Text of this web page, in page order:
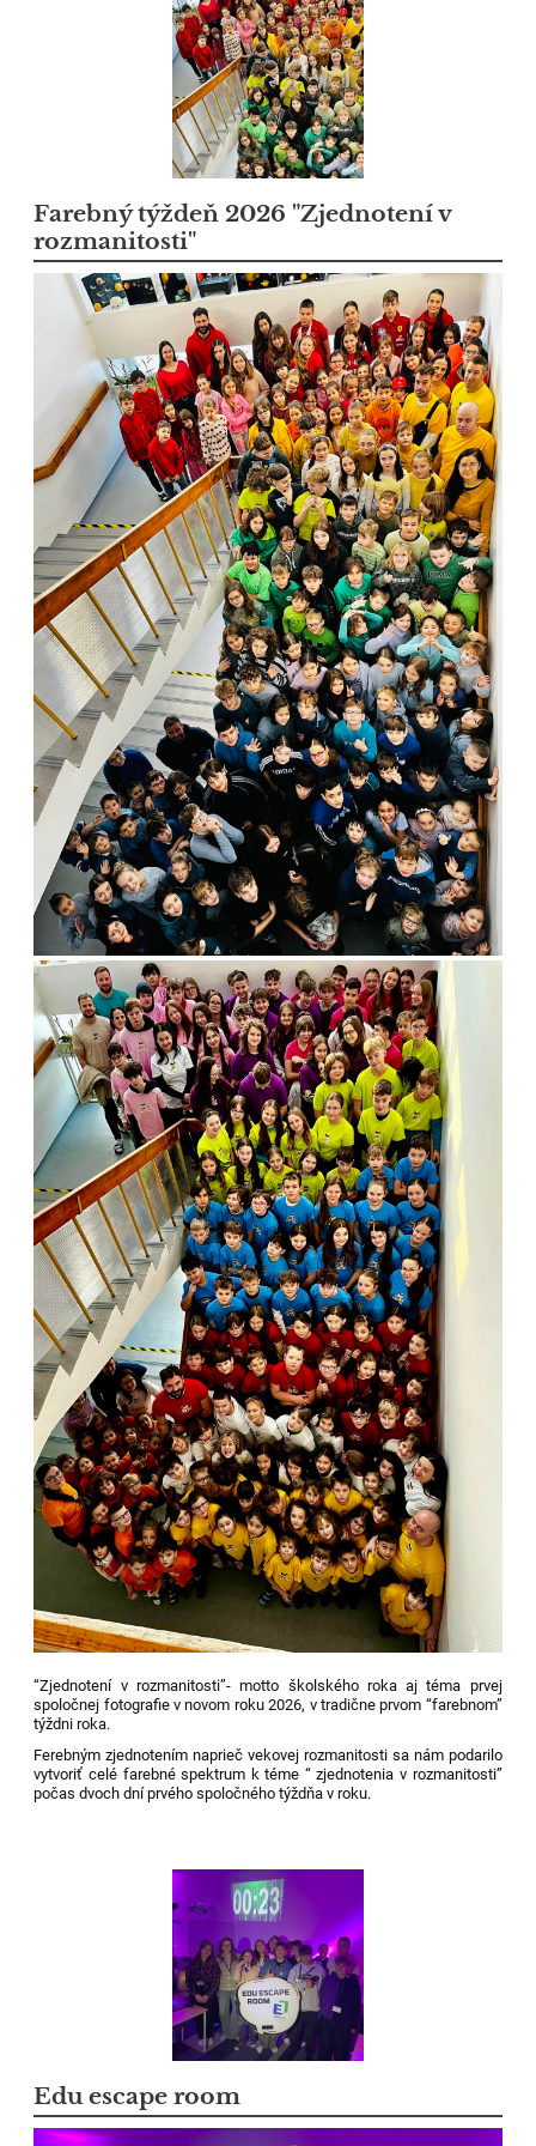
Farebný týždeň 2026 "Zjednotení v
rozmanitosti"
“Zjednotení v rozmanitosti”- motto školského roka aj téma prvej
spoločnej fotografie v novom roku 2026, v tradične prvom “farebnom”
týždni roka.
Ferebným zjednotením naprieč vekovej rozmanitosti sa nám podarilo
vytvoriť celé farebné spektrum k téme “ zjednotenia v rozmanitosti”
počas dvoch dní prvého spoločného týždňa v roku.
Edu escape room